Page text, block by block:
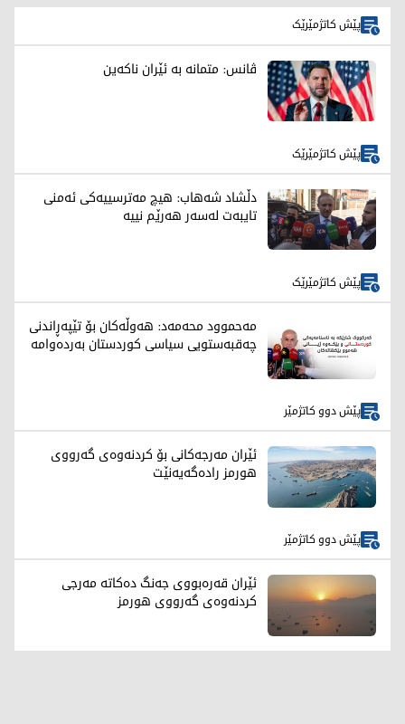
پێش کاتژمێرێک
ڤانس: متمانە بە ئێران ناکەین
پێش کاتژمێرێک
دڵشاد شەهاب: هیچ مەترسییەکی ئەمنی
تایبەت لەسەر هەرێم نییە
پێش کاتژمێرێک
مەحموود محەمەد: هەوڵەکان بۆ تێپەڕاندنی
چەقبەستویی سیاسی کوردستان بەردەوامە
پێش دوو کاتژمێر
ئێران مەرجەکانی بۆ کردنەوەی گەرووی
هورمز رادەگەیەنێت
پێش دوو کاتژمێر
ئێران قەرەبووی جەنگ دەکاتە مەرجی
کردنەوەی گەرووی هورمز